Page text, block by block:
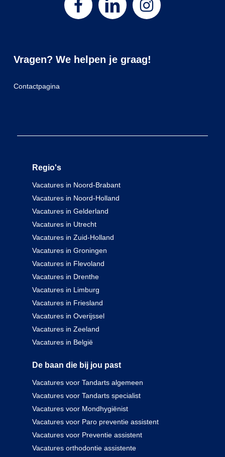
Vragen? We helpen je graag!
Contactpagina
Regio's
Vacatures in Noord-Brabant
Vacatures in Noord-Holland
Vacatures in Gelderland
Vacatures in Utrecht
Vacatures in Zuid-Holland
Vacatures in Groningen
Vacatures in Flevoland
Vacatures in Drenthe
Vacatures in Limburg
Vacatures in Friesland
Vacatures in Overijssel
Vacatures in Zeeland
Vacatures in België
De baan die bij jou past
Vacatures voor Tandarts algemeen
Vacatures voor Tandarts specialist
Vacatures voor Mondhygiënist
Vacatures voor Paro preventie assistent
Vacatures voor Preventie assistent
Vacatures orthodontie assistente